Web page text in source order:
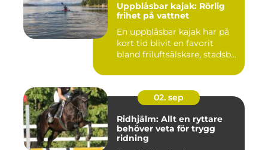
Uppblåsbar kajak: Rörlig
frihet på vattnet
En uppblåsbar kajak har på
kort tid blivit en favorit
bland friluftsälskare, stadsb...
02. sep
Ridhjälm: Allt en ryttare
behöver veta för trygg
ridning